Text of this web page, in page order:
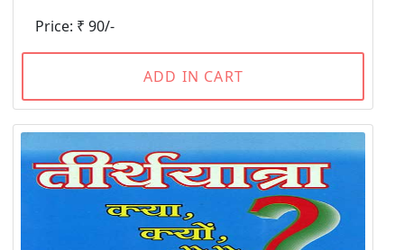
Price: ₹ 90/-
ADD IN CART